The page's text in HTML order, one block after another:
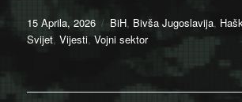
Posted
on
15 Aprila, 2026 Categories
BiH, Bivša Jugoslavija,
Svijet,Vijesti,Vojni sektor